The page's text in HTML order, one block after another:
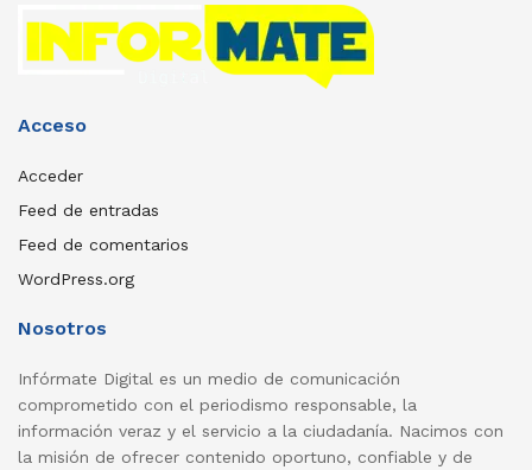
Acceso
Acceder
Feed de entradas
Feed de comentarios
WordPress.org
Nosotros
Infórmate Digital es un medio de comunicación
comprometido con el periodismo responsable, la
información veraz y el servicio a la ciudadanía. Nacimos con
la misión de ofrecer contenido oportuno, confiable y de